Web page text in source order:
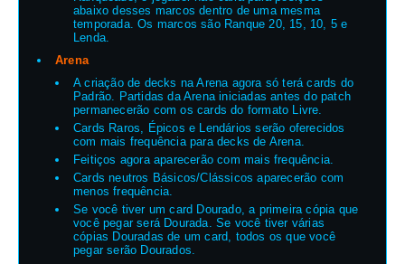
abaixo desses marcos dentro de uma mesma
temporada. Os marcos são Ranque 20, 15, 10, 5 e
Lenda.
Arena
A criação de decks na Arena agora só terá cards do
Padrão. Partidas da Arena iniciadas antes do patch
permanecerão com os cards do formato Livre.
Cards Raros, Épicos e Lendários serão oferecidos
com mais frequência para decks de Arena.
Feitiços agora aparecerão com mais frequência.
Cards neutros Básicos/Clássicos aparecerão com
menos frequência.
Se você tiver um card Dourado, a primeira cópia que
você pegar será Dourada. Se você tiver várias
cópias Douradas de um card, todos os que você
pegar serão Dourados.